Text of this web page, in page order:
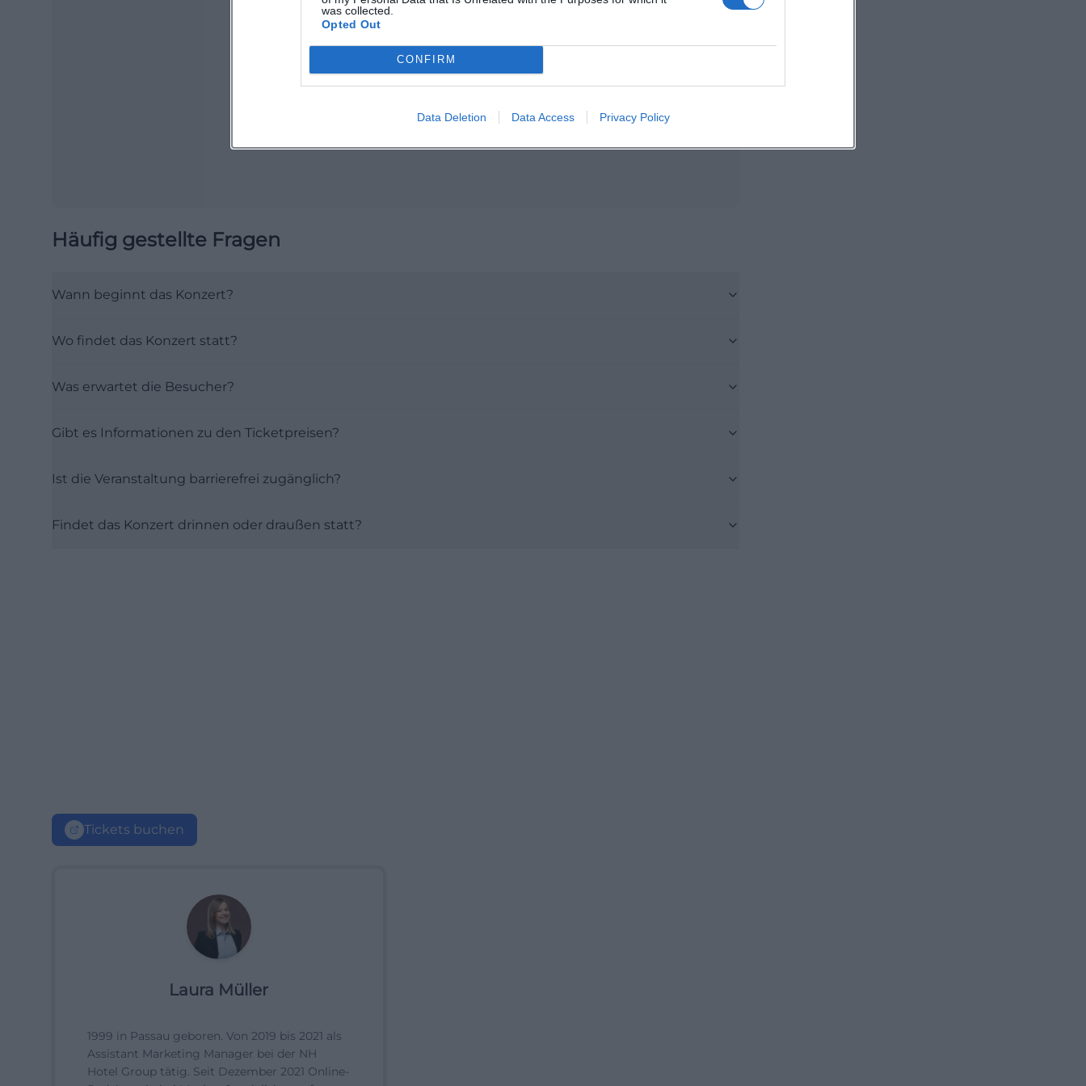
was collected.
Opted Out
CONFIRM
Data Deletion Data Access Privacy Policy
Map unavailable
Open in Google Maps
Häufig gestellte Fragen
Wann beginnt das Konzert?
Wo findet das Konzert statt?
Was erwartet die Besucher?
Gibt es Informationen zu den Ticketpreisen?
Ist die Veranstaltung barrierefrei zugänglich?
Findet das Konzert drinnen oder draußen statt?
Tickets buchen
Laura Müller
1999 in Passau geboren. Von 2019 bis 2021 als
Assistant Marketing Manager bei der NH
Hotel Group tätig. Seit Dezember 2021 Online-